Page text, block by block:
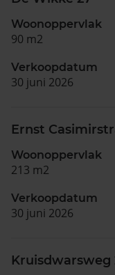
Woonoppervlak
90 m2
Verkoopdatum
30 juni 2026
Ernst
Woonoppervlak
213 m2
Verkoopdatum
30 juni 2026
Kruisdwarsweg